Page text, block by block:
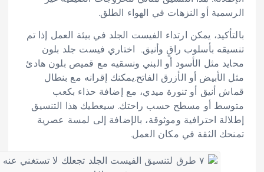
الرسمية أو النزهات في الهواء الطلق.
بالتأكيد، يمكن ارتداء الفيست الجلد في بيئة العمل إذا تم
تنسيقه بأسلوب راقٍ وأنيق. اختاري فيست جلد بلون
محايد مثل الأسود أو البني ونسقيه مع قميص بلون هادئ
مثل الأبيض أو الأزرق الفاتح.يمكنك إقرانه مع بنطال
قماش أنيق أو تنورة ميدي، مع إضافة حذاء بكعب
متوسط أو مسطح حسب راحتك. سيعطيك هذا التنسيق
إطلالة احترافية وموثوقة، بالإضافة إلى لمسة عصرية
تمنحك الثقة في مكان العمل.